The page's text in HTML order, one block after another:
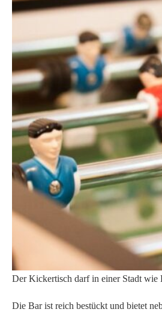
Die Bar ist reich bestückt und bietet
Biersorten und „Kurzen“ leckeres
werden im „anboard“ glücklich.
Sorten, bietet das „anboard“ diverse
definitiv breit gefächert und zu späteren
Flair eines Pizzalokals mit dem einer
Der Teig
Wie immer ein Geheimnis … der Teig.
Kunde die Wahl zwischen
Dinkelteig. Dieser wird in mühevoller
zubereitet und im Pizzaofen knusprig-